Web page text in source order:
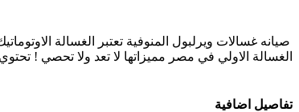
صيانه غسالات ويرلبول المنوفية تعتبر الغسالة
الغسالة الاولي في مصر مميزاتها لا تعد ولا تحصي !
تفاصيل اضافية